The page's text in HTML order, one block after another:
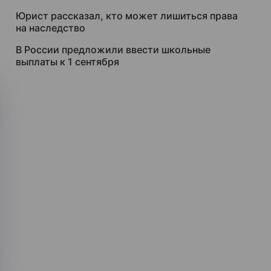
Юрист рассказал, кто может лишиться права
на наследство
В России предложили ввести школьные
выплаты к 1 сентября